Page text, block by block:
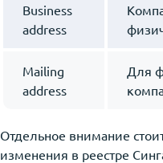
Business
address
Mailing
address
Для
Отдельное внимание
изменения в реестре